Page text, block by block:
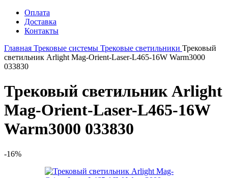
Оплата
Доставка
Контакты
Главная Трековые системы Трековые светильники Трековый
светильник Arlight Mag-Orient-Laser-L465-16W Warm3000
033830
Трековый светильник Arlight
Mag-Orient-Laser-L465-16W
Warm3000 033830
-16%